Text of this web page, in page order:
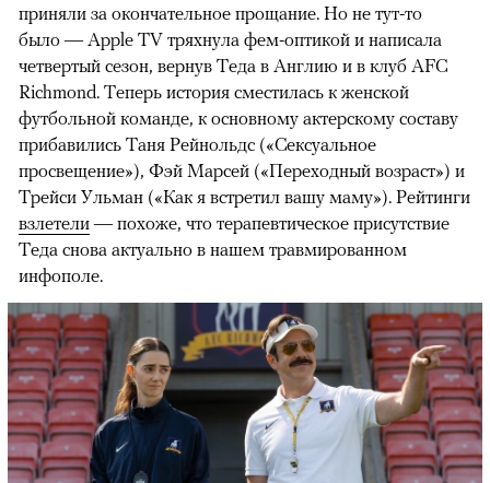
00:00 / 00:00
приняли за окончательное прощание. Но не тут-то
было — Apple TV тряхнула фем-оптикой и написала
четвертый сезон, вернув Теда в Англию и в клуб AFC
Richmond. Теперь история сместилась к женской
футбольной команде, к основному актерскому составу
прибавились Таня Рейнольдс («Сексуальное
просвещение»), Фэй Марсей («Переходный возраст») и
Трейси Ульман («Как я встретил вашу маму»). Рейтинги
взлетели — похоже, что терапевтическое присутствие
Теда снова актуально в нашем травмированном
инфополе.